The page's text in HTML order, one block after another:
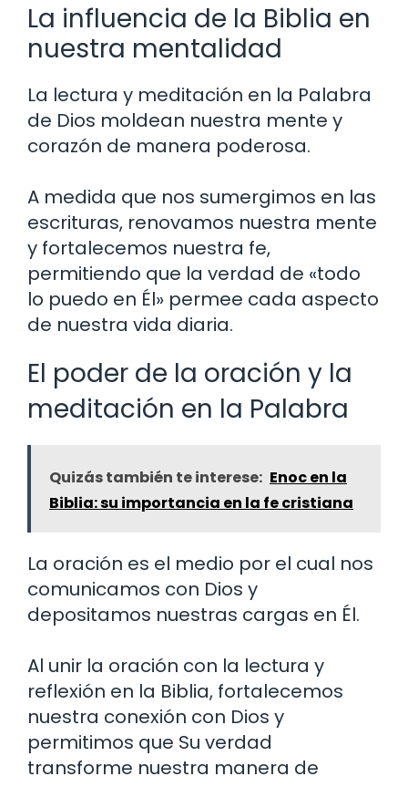
La influencia de la Biblia en
nuestra mentalidad
La lectura y meditación en la Palabra
de Dios moldean nuestra mente y
corazón de manera poderosa.
A medida que nos sumergimos en las
escrituras, renovamos nuestra mente
y fortalecemos nuestra fe,
permitiendo que la verdad de «todo
lo puedo en Él» permee cada aspecto
de nuestra vida diaria.
El poder de la oración y la
meditación en la Palabra
Quizás también te interese: Enoc en la
Biblia: su importancia en la fe cristiana
La oración es el medio por el cual nos
comunicamos con Dios y
depositamos nuestras cargas en Él.
Al unir la oración con la lectura y
reflexión en la Biblia, fortalecemos
nuestra conexión con Dios y
permitimos que Su verdad
transforme nuestra manera de